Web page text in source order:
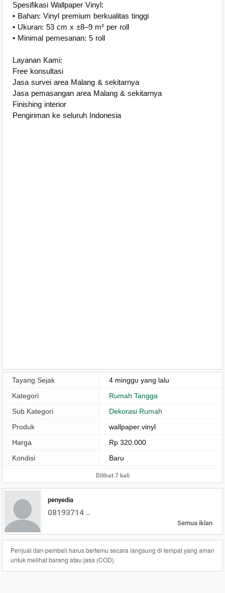
Spesifikasi Wallpaper Vinyl:
• Bahan: Vinyl premium berkualitas tinggi
• Ukuran: 53 cm x ±8–9 m² per roll
• Minimal pemesanan: 5 roll
Layanan Kami:
Free konsultasi
Jasa survei area Malang & sekitarnya
Jasa pemasangan area Malang & sekitarnya
Finishing interior
Pengiriman ke seluruh Indonesia
Tayang Sejak
4 minggu yang lalu
Kategori
Rumah Tangga
Sub Kategori
Dekorasi Rumah
Produk
wallpaper vinyl
Harga
Rp 320.000
Kondisi
Baru
Dilihat 7 kali
penyedia
08193714 ..
Semua iklan
Penjual dan pembeli harus bertemu secara langsung di tempat yang aman
untuk melihat barang atau jasa (COD)